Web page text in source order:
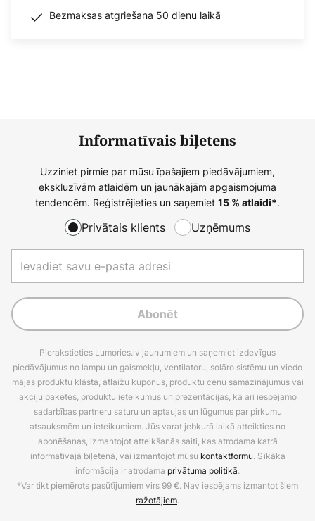
Bezmaksas atgriešana 50 dienu laikā
Informatīvais biļetens
Uzziniet pirmie par mūsu īpašajiem piedāvājumiem,
ekskluzīvām atlaidēm un jaunākajām apgaismojuma
tendencēm. Reģistrējieties un saņemiet 15 % atlaidi*.
Privātais klients Uzņēmums
Abonēt
Pierakstieties Lumories.lv jaunumiem un saņemiet izdevīgus
piedāvājumus no lampu un gaismekļu, ventilatoru, solāro sistēmu un viedo
mājas produktu klāsta, atlaižu kuponus, produktu cenu samazinājumus vai
akciju paketes, produktu ieteikumus un prezentācijas, kā arī iespējamo
sadarbības partneru saturu un aptaujas un lūgumus par pirkumu
atsauksmēm un ieteikumiem. Jūs varat jebkurā laikā atteikties no
abonēšanas, izmantojot atteikšanās saiti, kas atrodama katrā
informatīvajā biļetenā, vai izmantojot mūsu kontaktformu. Sīkāka
informācija ir atrodama privātuma politikā.
*Var tikt piemērots pasūtījumiem virs 99 €. Nav iespējams izmantot šiem
ražotājiem.